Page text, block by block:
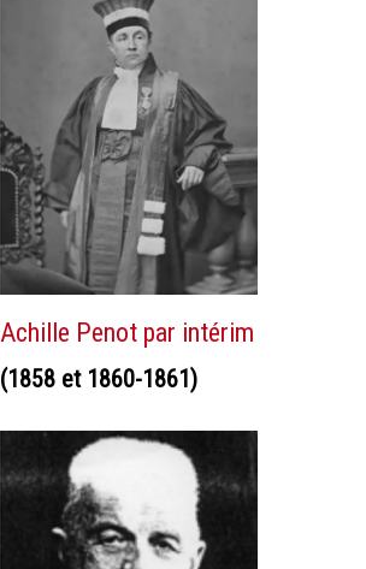
Achille Penot par intérim
(1858 et 1860-1861)